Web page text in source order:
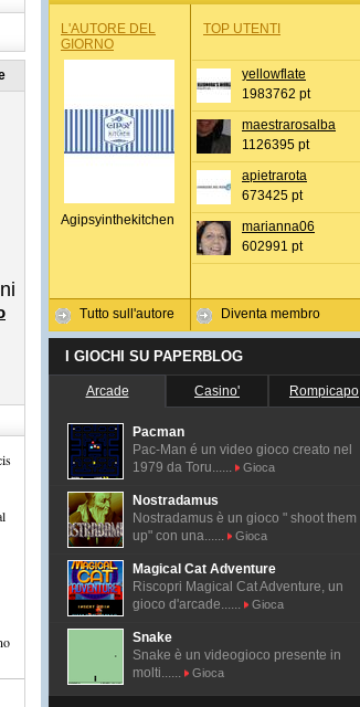
REGIONALE
L'AUTORE DEL
GIORNO
Agipsyinthekitchen
Tutto sull'autore
TOP UTENTI
yellowflate
1983762 pt
maestrarosalba
1126395 pt
apietrarota
673425 pt
marianna06
602991 pt
Diventa membro
I GIOCHI SU PAPERBLOG
Arcade Casino' Rompicapo
Pacman
Pac-Man é un video gioco creato nel
1979 da Toru......
Gioca
Nostradamus
Nostradamus è un gioco " shoot them
up" con una......
Gioca
Magical Cat Adventure
Riscopri Magical Cat Adventure, un
gioco d'arcade......
Gioca
Snake
Snake è un videogioco presente in
molti......
Gioca